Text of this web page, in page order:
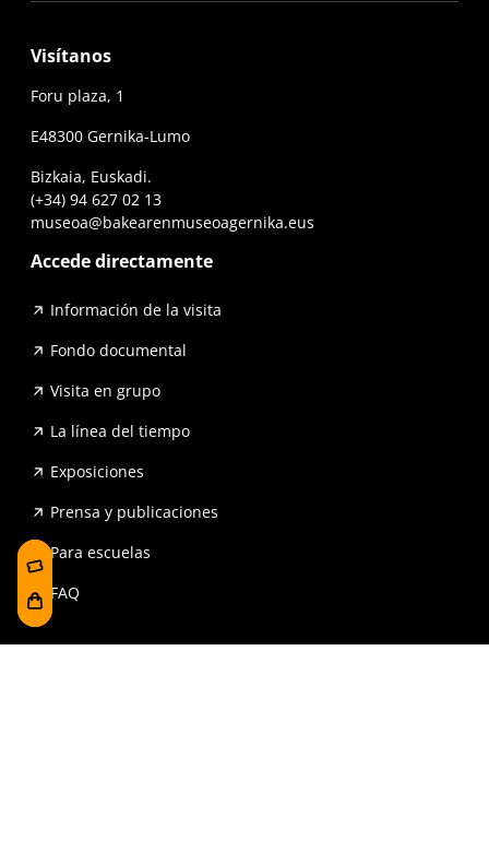
Visítanos
Foru plaza, 1
E48300 Gernika-Lumo
Bizkaia, Euskadi.
(+34) 94 627 02 13
museoa@bakearenmuseoagernika.eus
Accede directamente
Información de la visita
Fondo documental
Visita en grupo
La línea del tiempo
Exposiciones
Prensa y publicaciones
Para escuelas
FAQ